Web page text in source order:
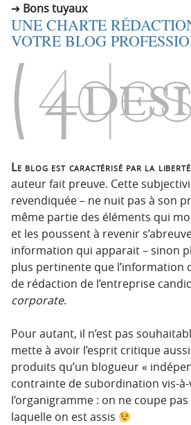
a
t
n
r
c
i
p
a
l
e
a
u
n
e
n
Bons tuyaux
UNE CHARTE
VOTRE BLOG
Le blog est caractérisé par la
auteur fait preuve. Cette
revendiquée – ne nuit pas à son
même partie des éléments qui
et les poussent à revenir
information qui apparait – sinon
plus pertinente que l’information
de rédaction de l’entreprise
corporate.
Pour autant, il n’est pas
mette à avoir l’esprit critique
produits qu’un blogueur «
contrainte de subordination vis-à-
l’organigramme : on ne coupe
laquelle on est assis